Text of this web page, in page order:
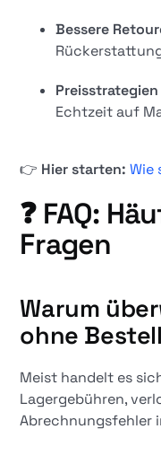
Bessere
Echtzeit auf
👉 Hier starten: Wie
❓ FAQ:
Fragen
Warum
ohne
Meist handelt es
Lagergebühren,
Abrechnungsfehler